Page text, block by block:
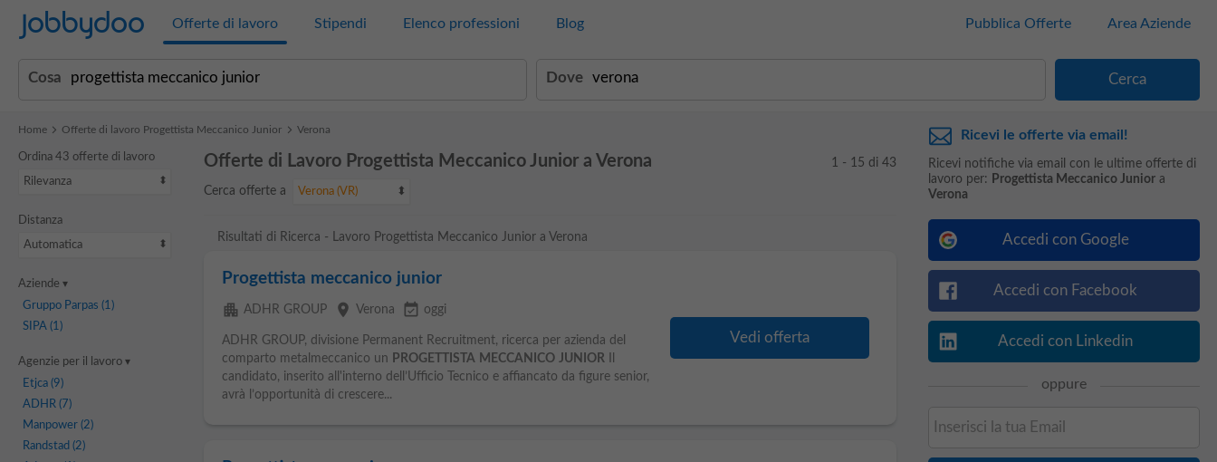
Jobbydoo Offerte di lavoro Stipendi Elenco professioni Blog Pubblica Offerte Area Aziende
Cosa Dove
Home Offerte di lavoro Progettista Meccanico Junior Verona
Ordina 43 offerte di lavoro
Rilevanza
Distanza
Automatica
Aziende
Gruppo Parpas (1)
SIPA(1)
Agenzie per il lavoro
Etjca(9)
ADHR(7)
Manpower(2)
Randstad (2)
Offerte di Lavoro Progettista Meccanico Junior a Verona
Cerca offerte a Verona (VR)
1 - 15 di 43
Risultati di Ricerca - Lavoro Progettista Meccanico Junior a Verona
Progettista meccanico junior
apartment ADHR GROUP place Verona event_available oggi
ADHR GROUP, divisione Permanent Recruitment, ricerca per azienda del
comparto metalmeccanico un PROGETTISTA MECCANICO JUNIORIl
candidato, inserito all'interno dell’Ufficio Tecnico e affiancato da figure senior,
avrà l’opportunità di crescere...
Vedi offerta
Ricevi le offerte via email!
Ricevi notifiche via email con le ultime offerte di
lavoro per: Progettista Meccanico Juniora
Verona
Accedi con Google
Accedi con Facebook
Accedi con Linkedin
oppure